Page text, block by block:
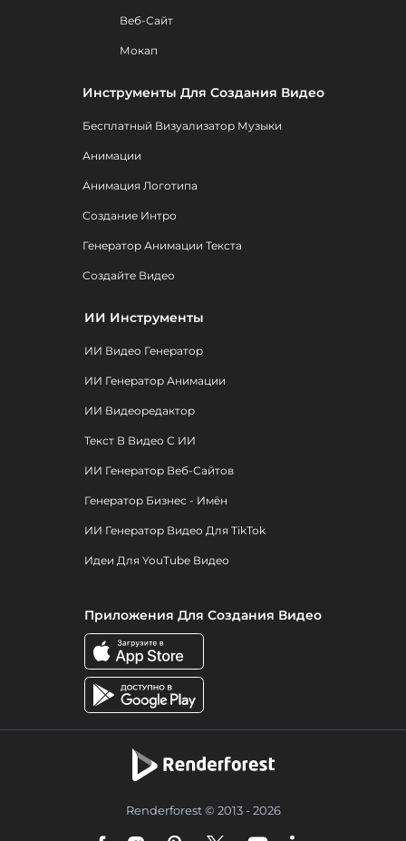
Веб-Сайт
Мокап
Инструменты Для Создания Видео
Бесплатный Визуализатор Музыки
Анимации
Анимация Логотипа
Создание Интро
Генератор Анимации Текста
Создайте Видео
ИИ Инструменты
ИИ Видео Генератор
ИИ Генератор Анимации
ИИ Видеоредактор
Текст В Видео С ИИ
ИИ Генератор Веб-Сайтов
Генератор Бизнес - Имён
ИИ Генератор Видео Для TikTok
Идеи Для YouTube Видео
Приложения Для Создания Видео
Renderforest © 2013 - 2026